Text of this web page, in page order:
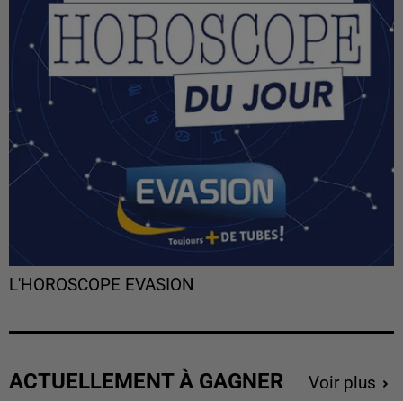
L'HOROSCOPE EVASION
ACTUELLEMENT À GAGNER Voir plus